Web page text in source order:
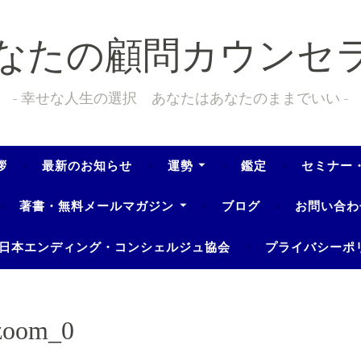
たの顧問カウンセ
幸せな人生の選択 あなたはあなたのままでいい
最新のお知らせ 運勢 鑑定 セミナー
著書・無料メールマガジン ブログ お問い合
本エンディング・コンシェルジュ協会 プライバシーポ